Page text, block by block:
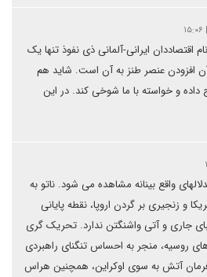
اقتصاددان ایرانی-آلمانی ذی نفوذ تنها یک
آن افزودن عنصر طنز به آن است. شاید هم
و خواسته با ما شوخی کند. در این
واقع بینانه مشاهده می شود. ناتو به
و زنجیری بر گردن اروپا، نقطه پایانی
جاری و آتی واشنگتن ندارد. تحریک گری
روسیه، منجر به احساس تنگنای راهبردی
فرمان آتش به سوی اوکراین، همچنین هراس